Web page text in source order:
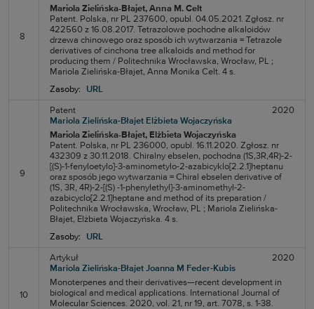
8
Mariola Zielińska-Błajet, Anna M. Celt
Patent. Polska, nr PL 237600, opubl. 04.05.2021. Zgłosz. nr
422560 z 16.08.2017. Tetrazolowe pochodne alkaloidów
drzewa chinowego oraz sposób ich wytwarzania = Tetrazole
derivatives of cinchona tree alkaloids and method for
producing them / Politechnika Wrocławska, Wrocław, PL ;
Mariola Zielińska-Błajet, Anna Monika Celt. 4 s.
Zasoby:
URL
9
Patent
2020
Mariola Zielińska-Błajet Elżbieta Wojaczyńska
Mariola Zielińska-Błajet, Elżbieta Wojaczyńska
Patent. Polska, nr PL 236000, opubl. 16.11.2020. Zgłosz. nr
432309 z 30.11.2018. Chiralny ebselen, pochodna (1S,3R,4R)-2-
[(S)-1-fenyloetylo]-3-aminometylo-2-azabicyklo[2.2.1]heptanu
oraz sposób jego wytwarzania = Chiral ebselen derivative of
(1S, 3R, 4R)-2-[(S) -1-phenylethyl]-3-aminomethyl-2-
azabicyclo[2.2.1]heptane and method of its preparation /
Politechnika Wrocławska, Wrocław, PL ; Mariola Zielińska-
Błajet, Elżbieta Wojaczyńska. 4 s.
Zasoby:
URL
10
Artykuł
2020
Mariola Zielińska-Błajet Joanna M Feder-Kubis
Monoterpenes and their derivatives—recent development in
biological and medical applications. International Journal of
Molecular Sciences. 2020, vol. 21, nr 19, art. 7078, s. 1-38.